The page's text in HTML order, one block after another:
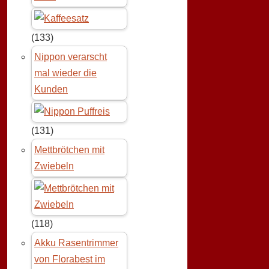
(133)
Nippon verarscht
mal wieder die
Kunden
(131)
Mettbrötchen mit
Zwiebeln
(118)
Akku Rasentrimmer
von Florabest im